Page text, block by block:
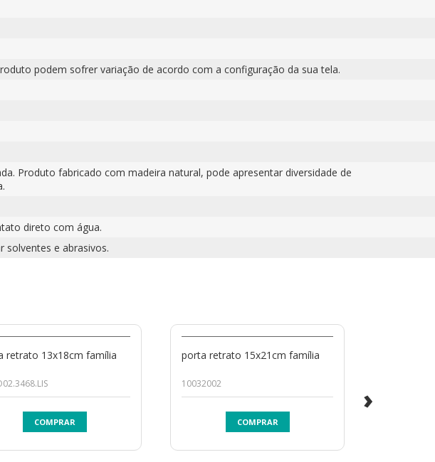
podem sofrer variação de acordo com a configuração da sua tela.
Produto fabricado com madeira natural, pode apresentar diversidade de
direto com água.
solventes e abrasivos.
retrato 13x18cm família
COMPRAR
porta retrato 15x21cm família
10032002
COMPRAR
›